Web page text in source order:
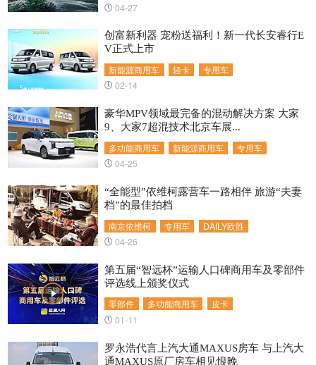
04-27
新能源商用车 轻卡 专用车
创富新利器 宠粉送福利！新一代长安睿行E
V正式上市
02-14
多功能商用车 新能源商用车 专用车
豪华MPV领域最完备的混动解决方案 大家
9、大家7超混技术北京车展...
04-25
南京依维柯 专用车 DAILY欧胜
“全能型”依维柯露营车一路相伴 旅游“夫妻
档”的最佳拍档
04-26
零部件 多功能商用车 皮卡
第五届“智远杯”运输人口碑商用车及零部件
评选线上颁奖仪式
01-11
罗永浩代言上汽大通MAXUS房车 与上汽大
通MAXUS原厂房车相见恨晚